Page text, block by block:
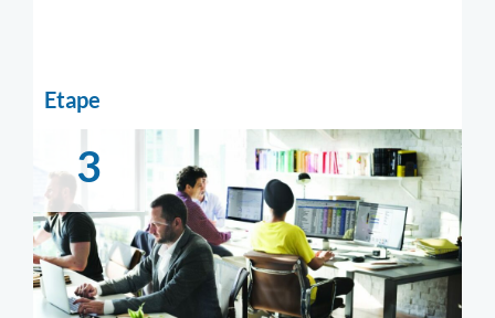
Etape
3